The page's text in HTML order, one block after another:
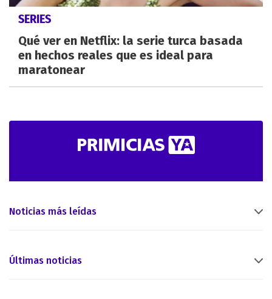
SERIES
Qué ver en Netflix: la serie turca basada
en hechos reales que es ideal para
maratonear
Noticias más leídas
Últimas noticias